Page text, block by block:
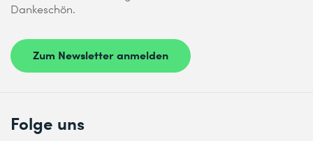
Dankeschön.
Zum Newsletter anmelden
Folge uns